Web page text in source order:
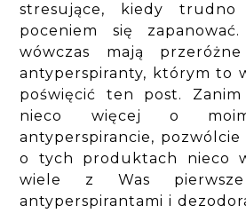
stresujące, kiedy
poceniem się
wówczas mają
antyperspiranty, którym to
poświęcić ten post.
nieco więcej o moim
antyperspirancie, pozwólcie
o tych produktach nieco
wiele z Was
antyperspirantami i